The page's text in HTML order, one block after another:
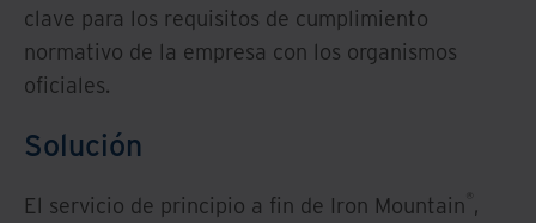
clave para los requisitos de cumplimiento
normativo de la empresa con los organismos
oficiales.
Solución
El servicio de principio a fin de Iron Mountain ,